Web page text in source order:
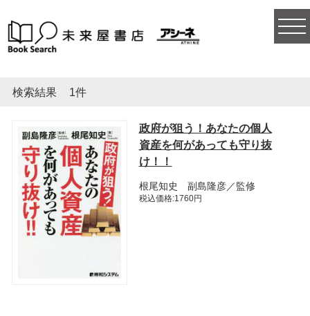
検索結果 1件
政府が狙う！あなたの個人
資産を何があっても守り抜
け！！
根尾知史 副島隆彦／監修
税込価格:1760円